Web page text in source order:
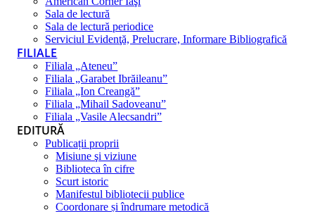
Sala de lectură
Sala de lectură periodice
Serviciul Evidenţă, Prelucrare, Informare Bibliografică
FILIALE
Filiala „Ateneu”
Filiala „Garabet Ibrăileanu”
Filiala „Ion Creangă”
Filiala „Mihail Sadoveanu”
Filiala „Vasile Alecsandri”
EDITURĂ
Publicații proprii
Misiune şi viziune
Biblioteca în cifre
Scurt istoric
Manifestul bibliotecii publice
Coordonare și îndrumare metodică